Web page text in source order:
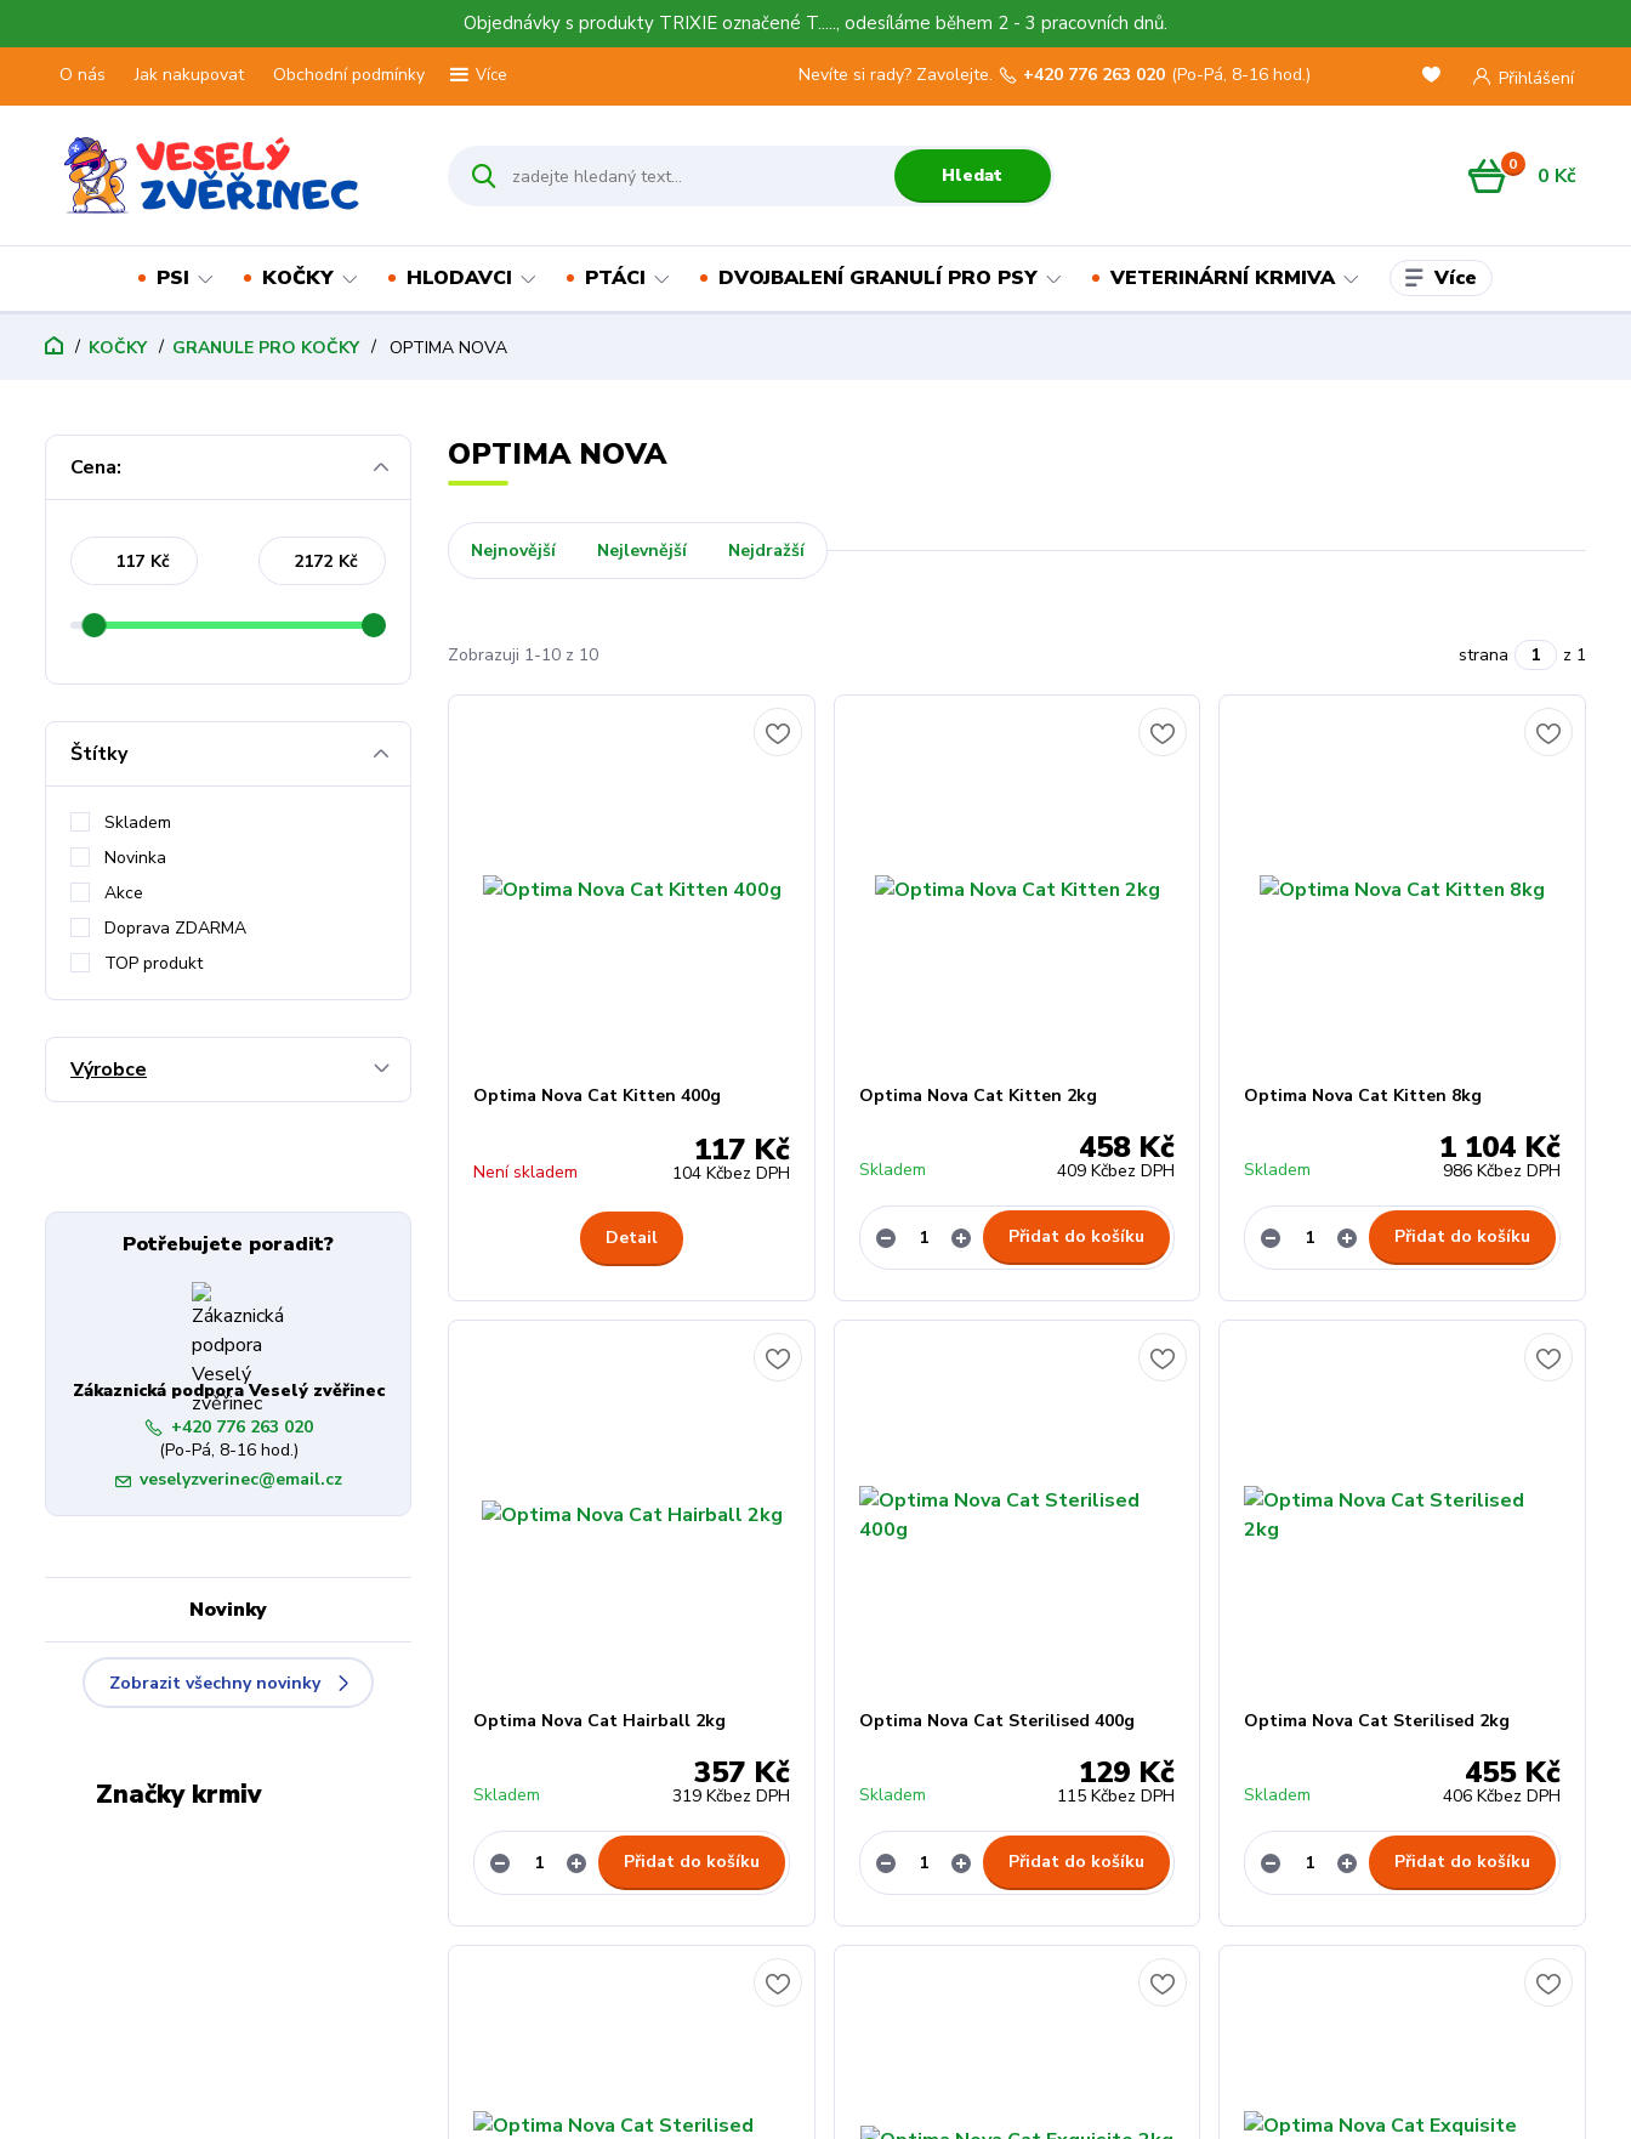
Objednávky s produkty TRIXIE označené T....., odesíláme během 2 - 3 pracovních dnů.
O nás Jak nakupovat Obchodní podmínky Více Přihlášení
Hledat
Nevíte si rady? Zavolejte. +420 776 263 020 (Po-Pá, 8-16 hod.)
0 0 Kč
PSI KOČKY HLODAVCI PTÁCI DVOJBALENÍ GRANULÍ PRO PSY VETERINÁRNÍ KRMIVA Více
KOČKY GRANULE PRO KOČKY OPTIMA NOVA
OPTIMA NOVA
Nejnovější Nejlevnější Nejdražší
Zobrazuji 1-10 z 10 strana z 1
Optima Nova Cat Kitten 400g
117 Kč
104 Kčbez DPH
Není skladem
Detail
Optima Nova Cat Kitten 2kg
458 Kč
409 Kčbez DPH
Skladem
Přidat do košíku
Optima Nova Cat Kitten 8kg
1 104 Kč
986 Kčbez DPH
Skladem
Přidat do košíku
Optima Nova Cat Hairball 2kg
357 Kč
319 Kčbez DPH
Skladem
Přidat do košíku
Optima Nova Cat Sterilised 400g
129 Kč
115 Kčbez DPH
Skladem
Přidat do košíku
Optima Nova Cat Sterilised 2kg
455 Kč
406 Kčbez DPH
Skladem
Přidat do košíku
Cena:
Kč Kč
Štítky
Skladem
Novinka
Akce
Doprava ZDARMA
TOP produkt
Výrobce
Potřebujete poradit?
Zákaznická podpora Veselý zvěřinec
+420 776 263 020
(Po-Pá, 8-16 hod.)
veselyzverinec@email.cz
Novinky
Zobrazit všechny novinky
Značky krmiv